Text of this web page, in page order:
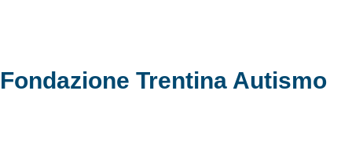
Fondazione Trentina Autismo